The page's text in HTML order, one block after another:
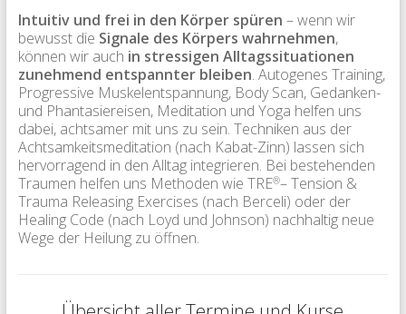
Intuitiv und frei in den Körper spüren – wenn wir
bewusst die Signale des Körpers wahrnehmen,
können wir auch in stressigen Alltagssituationen
zunehmend entspannter bleiben. Autogenes Training,
Progressive Muskelentspannung, Body Scan, Gedanken-
und Phantasiereisen, Meditation und Yoga helfen uns
dabei, achtsamer mit uns zu sein. Techniken aus der
Achtsamkeitsmeditation (nach Kabat-Zinn) lassen sich
hervorragend in den Alltag integrieren. Bei bestehenden
Traumen helfen uns Methoden wie TRE®– Tension &
Trauma Releasing Exercises (nach Berceli) oder der
Healing Code (nach Loyd und Johnson) nachhaltig neue
Wege der Heilung zu öffnen.